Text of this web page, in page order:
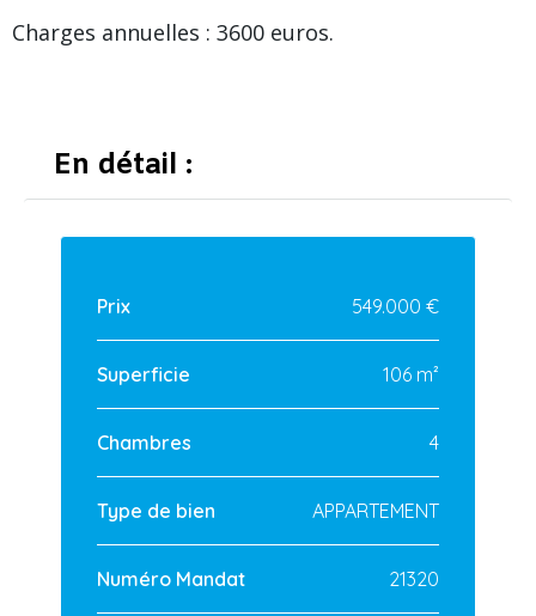
Charges annuelles : 3600 euros.
En détail :
Prix 549.000 €
Superficie 106 m²
Chambres 4
Type de bien APPARTEMENT
Numéro Mandat 21320